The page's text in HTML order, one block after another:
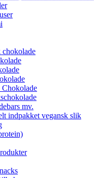
chokolade
Chokolade
mv.
indpakket vegansk slik